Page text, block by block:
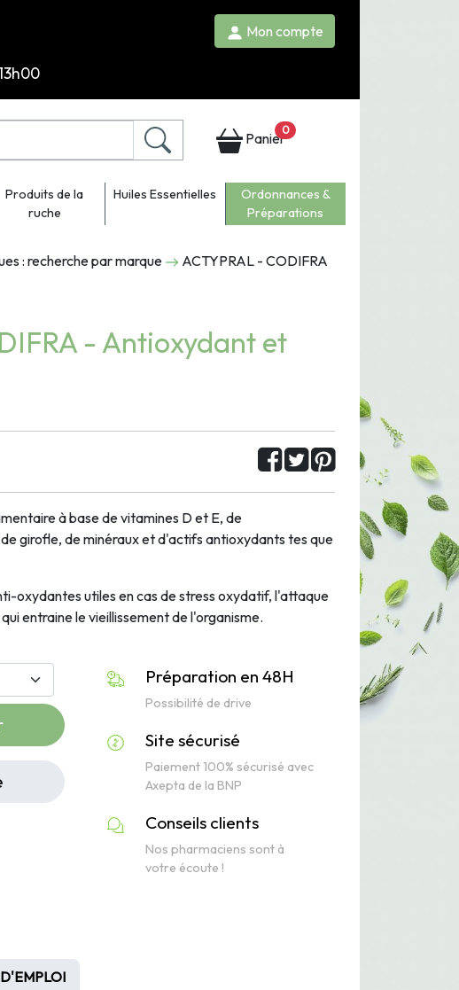
Mon compte
Panier0
Produits de la
ruche
Huiles Essentielles
Ordonnances &
Préparations
: recherche par marque
ACTYPRAL - CODIFRA
- Antioxydant et
à base de vitamines D et E, de
girofle, de minéraux et d'actifs antioxydants tes que
oxydantes utiles en cas de stress oxydatif, l'attaque
entraine le vieillissement de l'organisme.
Préparation en 48H
Possibilité de drive
Site sécurisé
Paiement 100% sécurisé avec
Axepta de la BNP
Conseils clients
Nos pharmaciens sont à
votre écoute !